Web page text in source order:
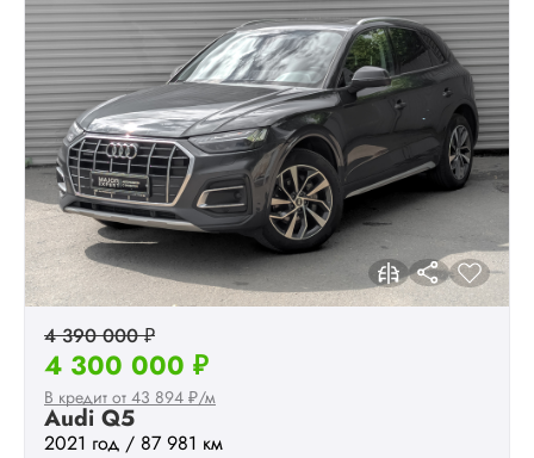
Audi Q5
2021 год / 87 981 км
4 390 000 ₽
4 300 000 ₽
В кредит от 43 894 ₽/м